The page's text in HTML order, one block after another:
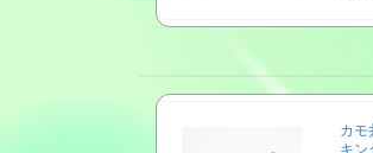
カモ
キン